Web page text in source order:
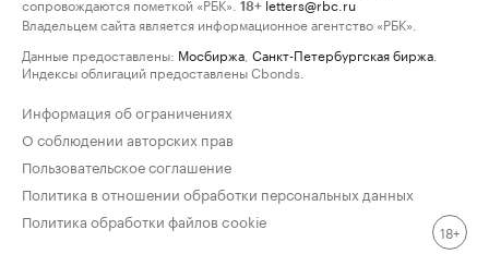
18+
Владельцем сайта является информационное агентство «РБК».
Данные предоставлены: Мосбиржа Санкт-Петербургская биржа
Индексы облигаций предоставлены Cbonds.
Информация об ограничениях
О соблюдении авторских прав
Пользовательское соглашение
Политика в отношении обработки персональных данных
Политика обработки файлов cookie
18+